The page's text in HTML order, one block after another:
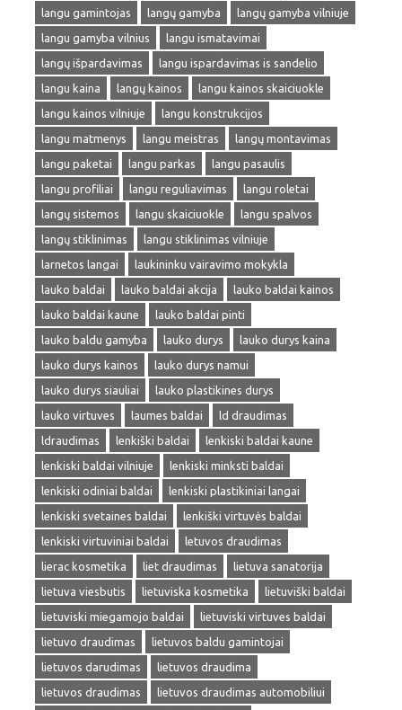
langu gamintojas
langų gamyba
langų gamyba vilniuje
langu gamyba vilnius
langu ismatavimai
langų išpardavimas
langu ispardavimas is sandelio
langu kaina
langų kainos
langu kainos skaiciuokle
langu kainos vilniuje
langu konstrukcijos
langu matmenys
langu meistras
langų montavimas
langu paketai
langu parkas
langu pasaulis
langu profiliai
langu reguliavimas
langu roletai
langų sistemos
langu skaiciuokle
langu spalvos
langų stiklinimas
langu stiklinimas vilniuje
larnetos langai
laukininku vairavimo mokykla
lauko baldai
lauko baldai akcija
lauko baldai kainos
lauko baldai kaune
lauko baldai pinti
lauko baldu gamyba
lauko durys
lauko durys kaina
lauko durys kainos
lauko durys namui
lauko durys siauliai
lauko plastikines durys
lauko virtuves
laumes baldai
ld draudimas
ldraudimas
lenkiški baldai
lenkiski baldai kaune
lenkiski baldai vilniuje
lenkiski minksti baldai
lenkiski odiniai baldai
lenkiski plastikiniai langai
lenkiski svetaines baldai
lenkiški virtuvės baldai
lenkiski virtuviniai baldai
letuvos draudimas
lierac kosmetika
liet draudimas
lietuva sanatorija
lietuva viesbutis
lietuviska kosmetika
lietuviški baldai
lietuviski miegamojo baldai
lietuviski virtuves baldai
lietuvo draudimas
lietuvos baldu gamintojai
lietuvos darudimas
lietuvos draudima
lietuvos draudimas
lietuvos draudimas automobiliui